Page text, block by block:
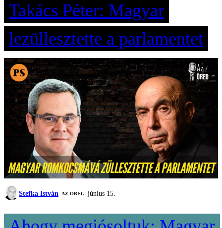
Takács Péter: Magyar
lezüllesztette a parlamentet
Stefka István AZ ÖREG június 15.